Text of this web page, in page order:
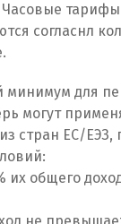
тарифы
согласнл
минимум для
могут
стран ЕС/ЕЭЗ,
их общего